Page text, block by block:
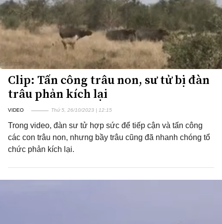
Clip: Tấn công trâu non, sư tử bị đàn
trâu phản kích lại
VIDEO Thứ 5, 26/10/2023 | 12:15
Trong video, đàn sư tử hợp sức để tiếp cận và tấn công
các con trâu non, nhưng bầy trâu cũng đã nhanh chóng tổ
chức phản kích lại.